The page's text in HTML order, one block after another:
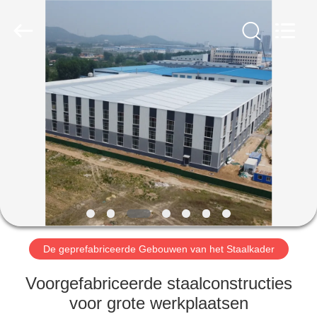
HUIS
PRODUCTEN
VIDEOS
VR-
SHOW
ONGEVEER
De geprefabriceerde Gebouwen van het Staalkader
Voorgefabriceerde staalconstructies
voor grote werkplaatsen